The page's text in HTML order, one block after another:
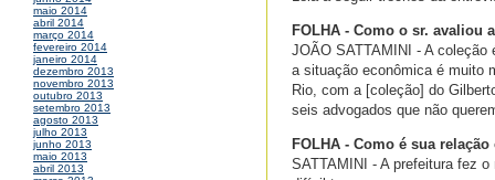
maio 2014
abril 2014
março 2014
fevereiro 2014
janeiro 2014
dezembro 2013
novembro 2013
outubro 2013
setembro 2013
agosto 2013
julho 2013
junho 2013
maio 2013
abril 2013
FOLHA - Como o sr. avaliou
JOÃO SATTAMINI - A
a situação econômica é muito
Rio, com a [coleção] do
seis advogados que não
FOLHA - Como é sua
SATTAMINI - A prefeitura fez